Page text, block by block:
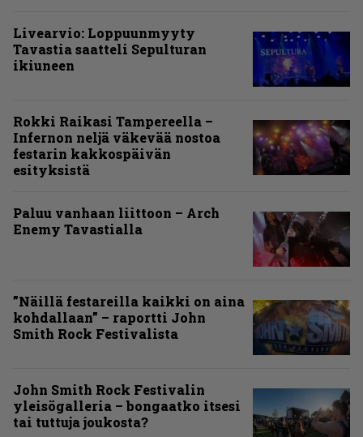
Livearvio: Loppuunmyyty
Tavastia saatteli Sepulturan
ikiuneen
Rokki Raikasi Tampereella –
Infernon neljä väkevää nostoa
festarin kakkospäivän
esityksistä
Paluu vanhaan liittoon – Arch
Enemy Tavastialla
”Näillä festareilla kaikki on aina
kohdallaan” – raportti John
Smith Rock Festivalista
John Smith Rock Festivalin
yleisögalleria – bongaatko itsesi
tai tuttuja joukosta?